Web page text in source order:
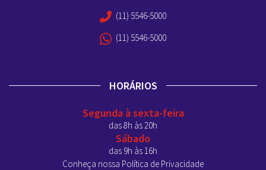
(11) 5546-5000
(11) 5546-5000
HORÁRIOS
Segunda à sexta-feira
das 8h às 20h
Sábado
das 9h às 16h
Conheça nossa Política de Privacidade